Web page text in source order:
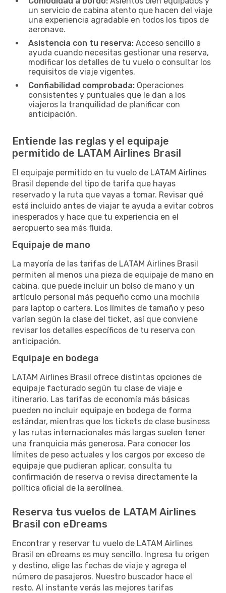
un servicio de cabina atento que hacen del viaje
una experiencia agradable en todos los tipos de
aeronave.
Asistencia con tu reserva: Acceso sencillo a
ayuda cuando necesitas gestionar una reserva,
modificar los detalles de tu vuelo o consultar los
requisitos de viaje vigentes.
Confiabilidad comprobada: Operaciones
consistentes y puntuales que le dan a los
viajeros la tranquilidad de planificar con
anticipación.
Entiende las reglas y el equipaje
permitido de LATAM Airlines Brasil
El equipaje permitido en tu vuelo de LATAM Airlines
Brasil depende del tipo de tarifa que hayas
reservado y la ruta que vayas a tomar. Revisar qué
está incluido antes de viajar te ayuda a evitar cobros
inesperados y hace que tu experiencia en el
aeropuerto sea más fluida.
Equipaje de mano
La mayoría de las tarifas de LATAM Airlines Brasil
permiten al menos una pieza de equipaje de mano en
cabina, que puede incluir un bolso de mano y un
artículo personal más pequeño como una mochila
para laptop o cartera. Los límites de tamaño y peso
varían según la clase del ticket, así que conviene
revisar los detalles específicos de tu reserva con
anticipación.
Equipaje en bodega
LATAM Airlines Brasil ofrece distintas opciones de
equipaje facturado según tu clase de viaje e
itinerario. Las tarifas de economía más básicas
pueden no incluir equipaje en bodega de forma
estándar, mientras que los tickets de clase business
y las rutas internacionales más largas suelen tener
una franquicia más generosa. Para conocer los
límites de peso actuales y los cargos por exceso de
equipaje que pudieran aplicar, consulta tu
confirmación de reserva o revisa directamente la
política oficial de la aerolínea.
Reserva tus vuelos de LATAM Airlines
Brasil con eDreams
Encontrar y reservar tu vuelo de LATAM Airlines
Brasil en eDreams es muy sencillo. Ingresa tu origen
y destino, elige las fechas de viaje y agrega el
número de pasajeros. Nuestro buscador hace el
resto. Al instante verás las mejores tarifas